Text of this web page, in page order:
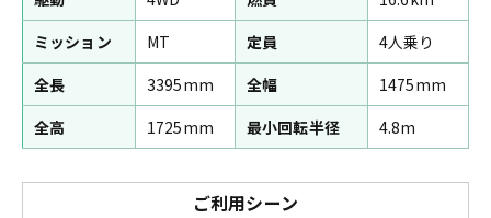
ミッション
MT 定員
4人乗り
全長
3395mm 全幅
1475mm
全高
1725mm 最小回転半径 4.8m
ご利用シーン